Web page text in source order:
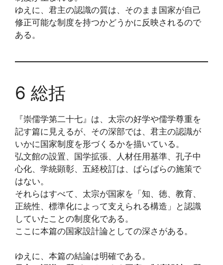
ゆえに、君主の認識の質は、そのまま国家が自己
修正可能な制度を持つかどうかに反映されるので
ある。
6 総括
『崇儒学第二十七』は、太宗の好学や儒学尊重を
記す篇に見えるが、その深部では、君主の認識が
いかに国家制度を形づくるかを描いている。
弘文館の設置、国学拡張、人材任用基準、孔子中
心化、学統顕彰、五経校訂は、ばらばらの施策で
はない。
それらはすべて、太宗が国家を「知、徳、教育、
正統性、標準化によって支えられる構造」と認識
していたことの制度化である。
ここに本篇の国家設計論としての深さがある。
ゆえに、本篇の結論は明確である。